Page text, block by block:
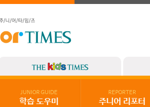
JUNIOR GUIDE
학습 도우미
REPORTER
주니어 리포터